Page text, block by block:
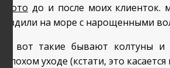
фото до и после моих клиенток.
ездили на море с нарощенными
А вот такие бывают колтуны и
плохом уходе (кстати, это